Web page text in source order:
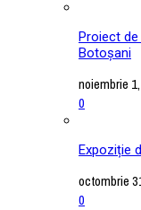
Proiect
Botoșani
noiembrie
0
Expoziție
octombrie
0